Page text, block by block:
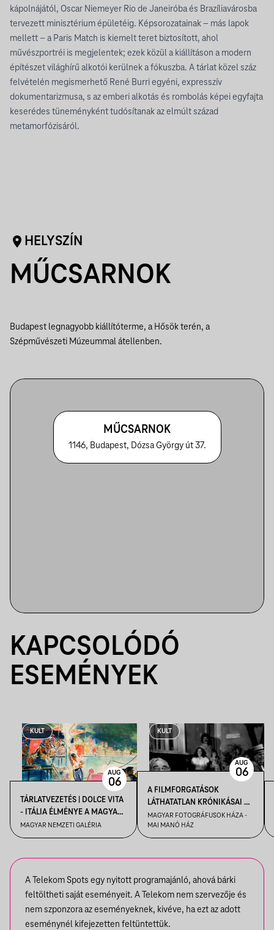
kápolnájától, Oscar Niemeyer Rio de Janeiróba és Brazíliavárosba
tervezett minisztérium épületéig. Képsorozatainak – más lapok
mellett – a Paris Match is kiemelt teret biztosított, ahol
művészportréi is megjelentek; ezek közül a kiállításon a modern
építészet világhírű alkotói kerülnek a fókuszba. A tárlat közel száz
felvételén megismerhető René Burri egyéni, expresszív
dokumentarizmusa, s az emberi alkotás és rombolás képei egyfajta
keserédes tüneményként tudósítanak az elmúlt század
metamorfózisáról.
HELYSZÍN
MŰCSARNOK
Budapest legnagyobb kiállítóterme, a Hősök terén, a
Szépművészeti Múzeummal átellenben.
MŰCSARNOK
1146, Budapest, Dózsa György út 37.
KAPCSOLÓDÓ
ESEMÉNYEK
KULT
TÁRLATVEZETÉS | DOLCE VITA
- ITÁLIA ÉLMÉNYE A MAGYAR
MŰVÉSZETBEN
MAGYAR NEMZETI GALÉRIA
AUG
06
KULT
A FILMFORGATÁSOK
LÁTHATATLAN KRÓNIKÁSAI –
KENDE TAMÁS FILMFOTÓS
VEZETÉSE A FELVÉTEL! CÍMŰ
KIÁLLÍTÁSBAN
MAGYAR FOTOGRÁFUSOK HÁZA -
MAI MANÓ HÁZ
AUG
06
A Telekom Spots egy nyitott programajánló, ahová bárki
feltöltheti saját eseményeit. A Telekom nem szervezője és
nem szponzora az eseményeknek, kivéve, ha ezt az adott
eseménynél kifejezetten feltüntettük.